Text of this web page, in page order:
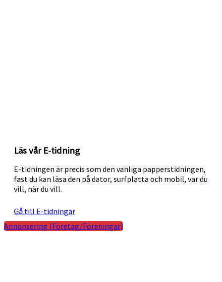
Läs vår E-tidning
E-tidningen är precis som den vanliga papperstidningen,
fast du kan läsa den på dator, surfplatta och mobil, var du
vill, när du vill.
Gå till E-tidningar
Annonsering (Företag/Föreningar)